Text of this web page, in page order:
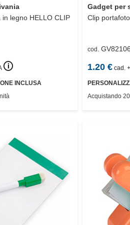
in legno HELLO CLIP
🛈
INCLUSA
Gadget per
Clip
cod.
1.20€ cad.
Acquistando